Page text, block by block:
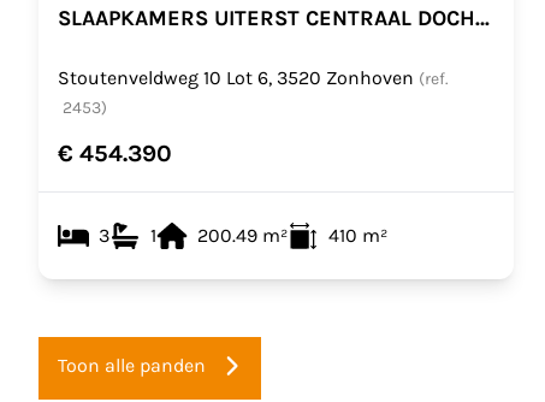
SLAAPKAMERS UITERST CENTRAAL DOCH
Stoutenveldweg 10 Lot 6, 3520 Zonhoven (ref.
2453)
€ 454.390
3 1 200.49 m² 410 m²
Toon alle panden